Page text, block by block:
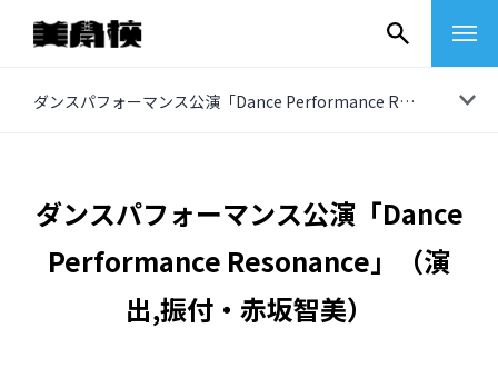
ダンスパフォーマンス公演「Dance Performance Resonance」（演出,振付・赤坂智美）
ダンスパフォーマンス公演「Dance
Performance Resonance」（演
出,振付・赤坂智美）